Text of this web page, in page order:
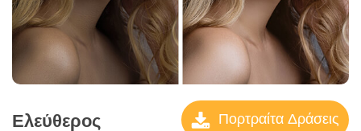
Ελεύθερος Πορτραίτα Δράσεις